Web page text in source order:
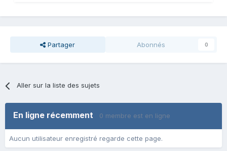
Partager Abonnés 0
Aller sur la liste des sujets
En ligne récemment 0 membre est en ligne
Aucun utilisateur enregistré regarde cette page.